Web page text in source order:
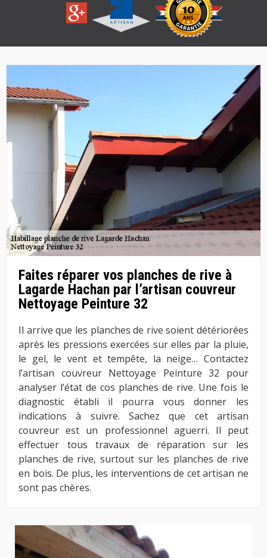
Faites réparer vos planches de rive à
Lagarde Hachan par l’artisan couvreur
Nettoyage Peinture 32
Il arrive que les planches de rive soient détériorées
après les pressions exercées sur elles par la pluie,
le gel, le vent et tempête, la neige… Contactez
l’artisan couvreur Nettoyage Peinture 32 pour
analyser l’état de cos planches de rive. Une fois le
diagnostic établi il pourra vous donner les
indications à suivre. Sachez que cet artisan
couvreur est un professionnel aguerri. Il peut
effectuer tous travaux de réparation sur les
planches de rive, surtout sur les planches de rive
en bois. De plus, les interventions de cet artisan ne
sont pas chères.